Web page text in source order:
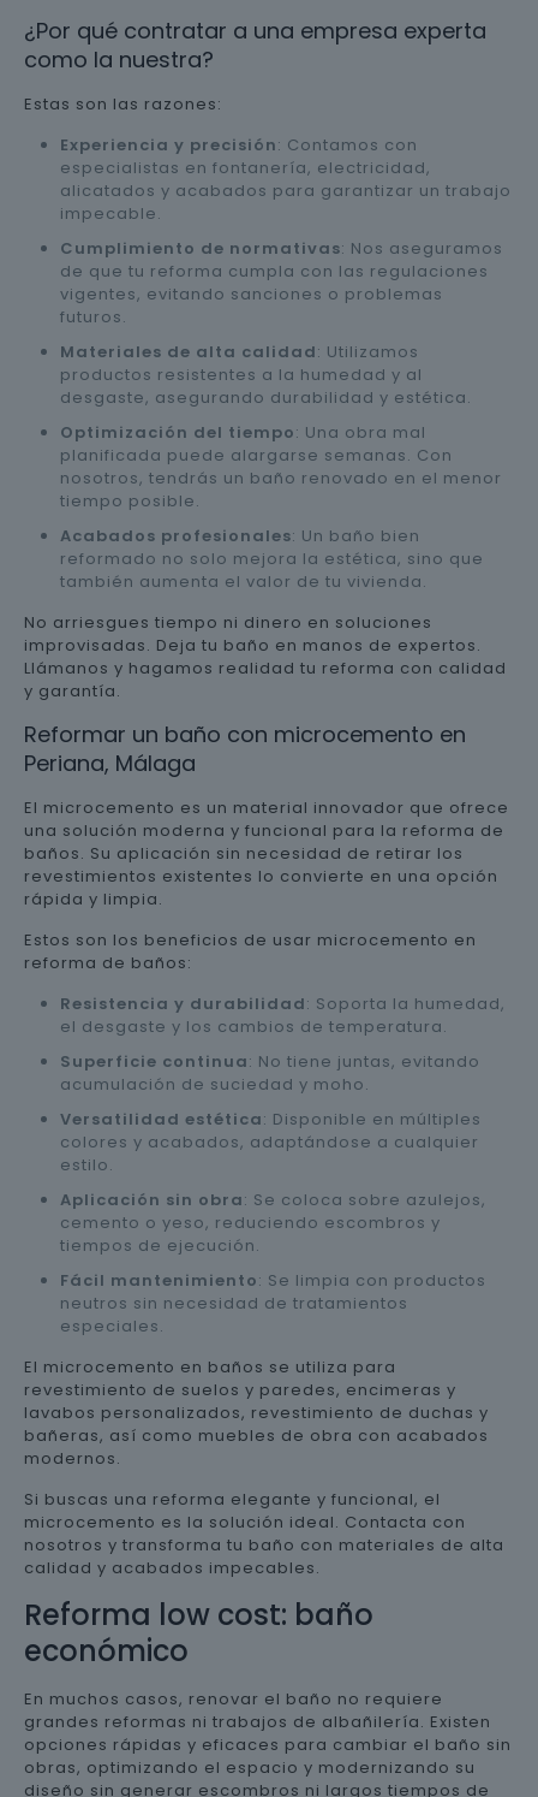
¿Por qué contratar a una empresa experta
como la nuestra?
Estas son las razones:
Experiencia y precisión: Contamos con
especialistas en fontanería, electricidad,
alicatados y acabados para garantizar un trabajo
impecable.
Cumplimiento de normativas: Nos aseguramos
de que tu reforma cumpla con las regulaciones
vigentes, evitando sanciones o problemas
futuros.
Materiales de alta calidad: Utilizamos
productos resistentes a la humedad y al
desgaste, asegurando durabilidad y estética.
Optimización del tiempo: Una obra mal
planificada puede alargarse semanas. Con
nosotros, tendrás un baño renovado en el menor
tiempo posible.
Acabados profesionales: Un baño bien
reformado no solo mejora la estética, sino que
también aumenta el valor de tu vivienda.
No arriesgues tiempo ni dinero en soluciones
improvisadas. Deja tu baño en manos de expertos.
Llámanos y hagamos realidad tu reforma con calidad
y garantía.
Reformar un baño con microcemento en
Periana, Málaga
El microcemento es un material innovador que ofrece
una solución moderna y funcional para la reforma de
baños. Su aplicación sin necesidad de retirar los
revestimientos existentes lo convierte en una opción
rápida y limpia.
Estos son los beneficios de usar microcemento en
reforma de baños:
Resistencia y durabilidad: Soporta la humedad,
el desgaste y los cambios de temperatura.
Superficie continua: No tiene juntas, evitando
acumulación de suciedad y moho.
Versatilidad estética: Disponible en múltiples
colores y acabados, adaptándose a cualquier
estilo.
Aplicación sin obra: Se coloca sobre azulejos,
cemento o yeso, reduciendo escombros y
tiempos de ejecución.
Fácil mantenimiento: Se limpia con productos
neutros sin necesidad de tratamientos
especiales.
El microcemento en baños se utiliza para
revestimiento de suelos y paredes, encimeras y
lavabos personalizados, revestimiento de duchas y
bañeras, así como muebles de obra con acabados
modernos.
Si buscas una reforma elegante y funcional, el
microcemento es la solución ideal. Contacta con
nosotros y transforma tu baño con materiales de alta
calidad y acabados impecables.
Reforma low cost: baño
económico
En muchos casos, renovar el baño no requiere
grandes reformas ni trabajos de albañilería. Existen
opciones rápidas y eficaces para cambiar el baño sin
obras, optimizando el espacio y modernizando su
diseño sin generar escombros ni largos tiempos de